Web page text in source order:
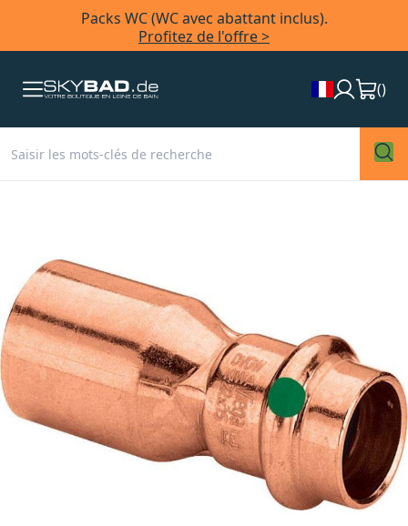
Packs WC (WC avec abattant inclus).
Profitez de l'offre >
()
images
gallery